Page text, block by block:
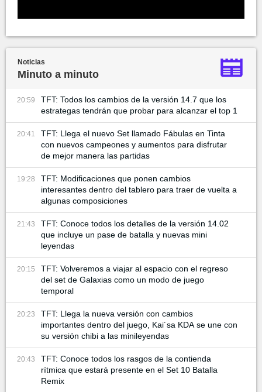
Noticias
Minuto a minuto
20:59
TFT: Todos los cambios de la versión 14.7 que los
estrategas tendrán que probar para alcanzar el top 1
20:41
TFT: Llega el nuevo Set llamado Fábulas en Tinta
con nuevos campeones y aumentos para disfrutar
de mejor manera las partidas
19:28
TFT: Modificaciones que ponen cambios
interesantes dentro del tablero para traer de vuelta a
algunas composiciones
21:43
TFT: Conoce todos los detalles de la versión 14.02
que incluye un pase de batalla y nuevas mini
leyendas
20:15
TFT: Volveremos a viajar al espacio con el regreso
del set de Galaxias como un modo de juego
temporal
20:23
TFT: Llega la nueva versión con cambios
importantes dentro del juego, Kai´sa KDA se une con
su versión chibi a las minileyendas
20:43
TFT: Conoce todos los rasgos de la contienda
rítmica que estará presente en el Set 10 Batalla
Remix